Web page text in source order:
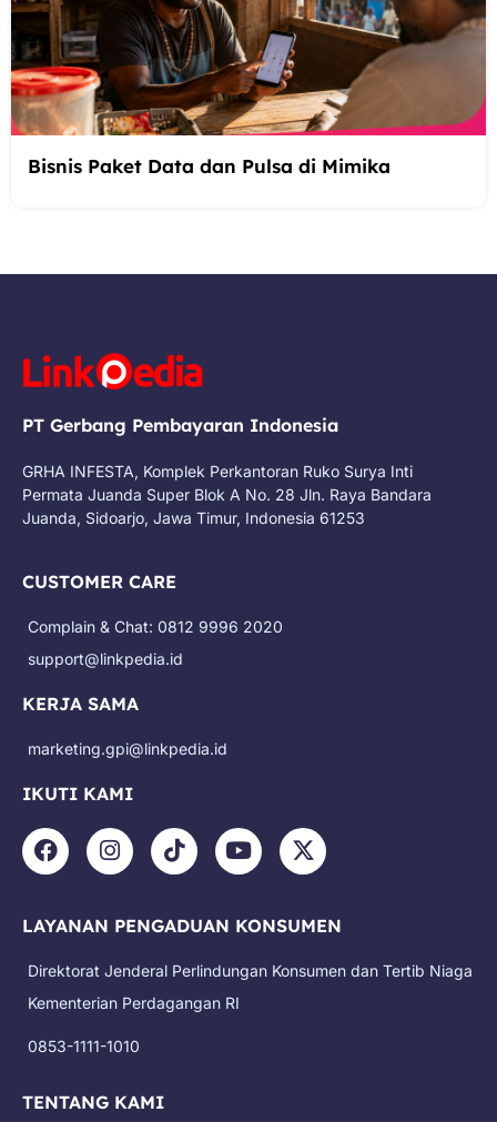
Bisnis Paket Data dan Pulsa di Mimika
PT Gerbang Pembayaran Indonesia
GRHA INFESTA, Komplek Perkantoran Ruko Surya Inti
Permata Juanda Super Blok A No. 28 Jln. Raya Bandara
Juanda, Sidoarjo, Jawa Timur, Indonesia 61253
CUSTOMER CARE
Complain & Chat: 0812 9996 2020
support@linkpedia.id
KERJA SAMA
marketing.gpi@linkpedia.id
IKUTI KAMI
F
a
b
o
k
I
n
a
r
a
T
i
o
Y
o
u
e
X
-
i
t
LAYANAN PENGADUAN KONSUMEN
Direktorat Jenderal Perlindungan Konsumen dan Tertib Niaga
Kementerian Perdagangan RI
0853-1111-1010
TENTANG KAMI